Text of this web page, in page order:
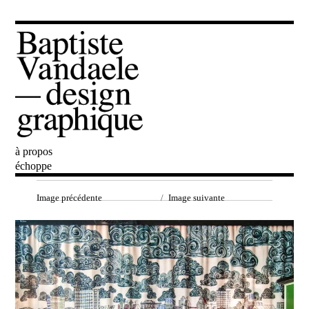
Baptiste Vandaele
à propos
échoppe
Image précédente Image suivante